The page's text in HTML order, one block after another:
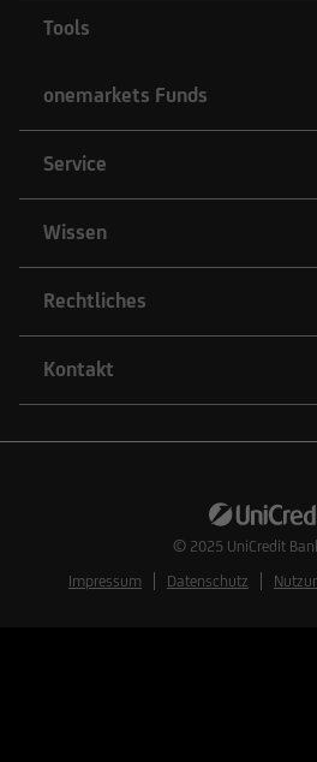
Tools
onemarkets Funds
Service
Wissen
Rechtliches
Kontakt
© 2025 UniCredit
Impressum
Datenschutz